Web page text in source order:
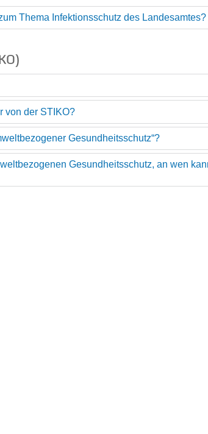
Thema Infektionsschutz des Landesamtes?
von der STIKO?
Gesundheitsschutz“?
Gesundheitsschutz, an wen